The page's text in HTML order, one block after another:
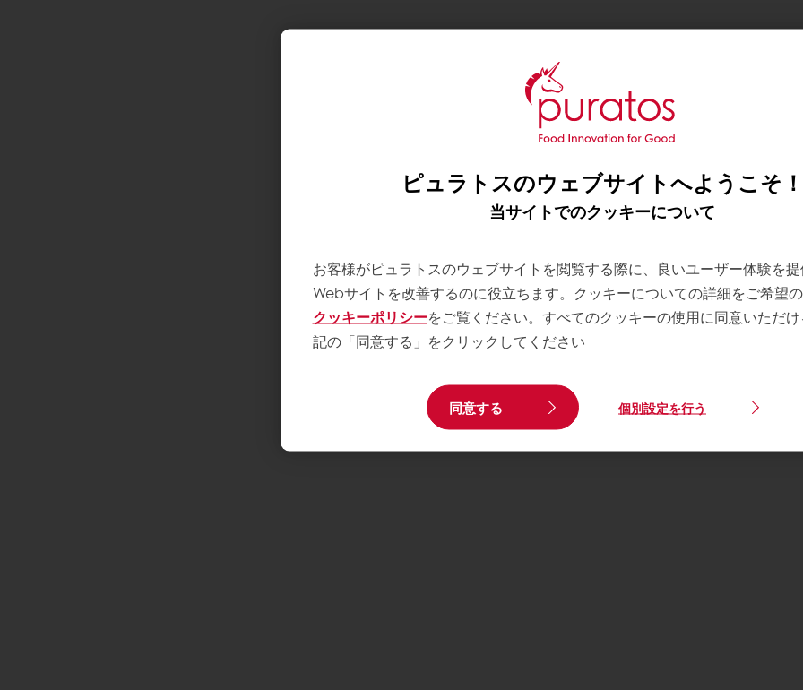
ピュラトスのウェブサイトへようこそ！
当サイトでのクッキーについて
お客様がピュラトスのウェブサイトを閲覧する際に、良いユーザー体験を
Webサイトを改善するのに役立ちます。クッキーについての詳細をご希望
クッキーポリシーをご覧ください。すべてのクッキーの使用に同意いただ
記の「同意する」をクリックしてください
同意する 個別設定を行う